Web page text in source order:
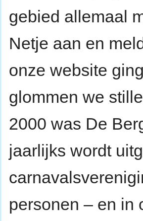
gebied allemaal
Netje aan en
onze website
glommen we
2000 was De
jaarlijks wordt
personen – en in